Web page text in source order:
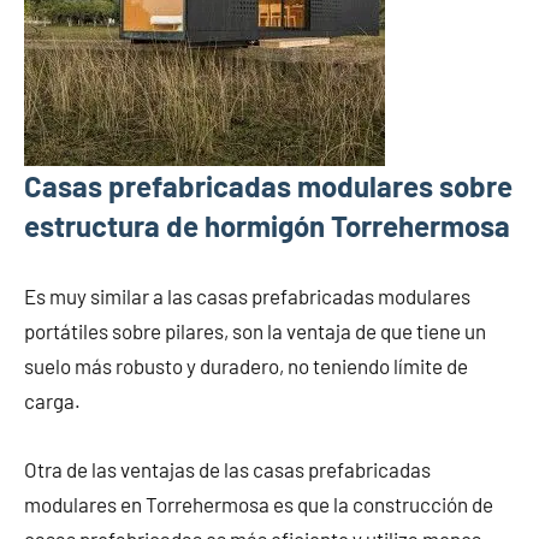
Casas prefabricadas modulares sobre
estructura de hormigón Torrehermosa
Es muy similar a las casas prefabricadas modulares
portátiles sobre pilares, son la ventaja de que tiene un
suelo más robusto y duradero, no teniendo límite de
carga.
Otra de las ventajas de las casas prefabricadas
modulares en Torrehermosa es que la construcción de